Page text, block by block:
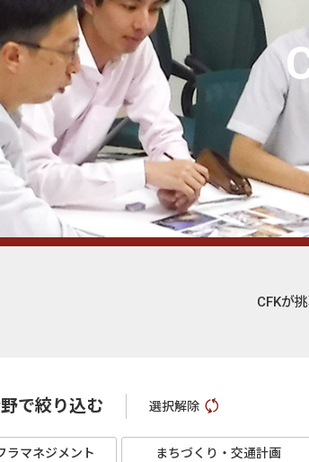
CFKが
で絞り込む 選択解除
ラマネジメント まちづくり・交通計画